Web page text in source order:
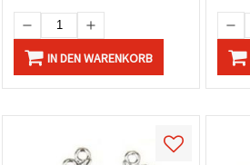
IN DEN WARENKORB